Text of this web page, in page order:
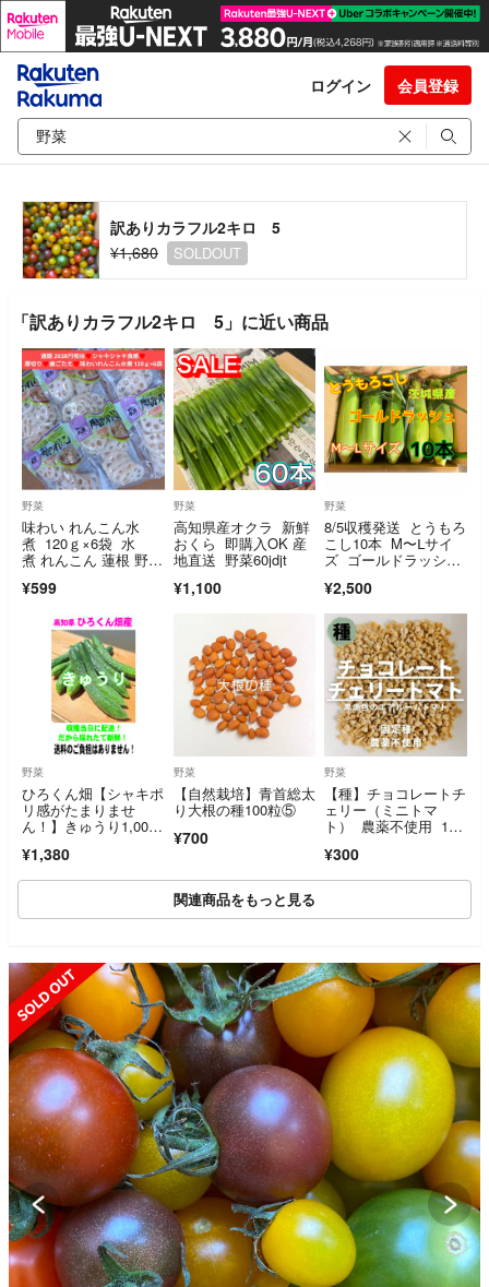
ログイン 会員登録
訳ありカラフル2キロ 5
¥1,680
SOLDOUT
「訳ありカラフル2キロ 5」に近い商品
野菜
味わい れんこん水
煮 120ｇ×6袋 水
煮 れんこん 蓮根 野
¥599
野菜
高知県産オクラ 新鮮
おくら 即購入OK 産
地直送 野菜60jdjt
¥1,100
野菜
8/5収穫発送 とうもろ
こし10本 M〜ᒪサイ
ズ ゴールドラッシ
ト！限定価格
¥2,500
野菜
ひろくん畑【シャキポ
リ感がたまりませ
ん！】きゅうり1,000g
¥1,380
野菜
【自然栽培】青首総太
り大根の種100粒⑤
¥700
野菜
【種】チョコレートチ
ェリー（ミニトマ
ト） 農薬不使用 15
¥300
関連商品をもっと見る
SOLD OUT